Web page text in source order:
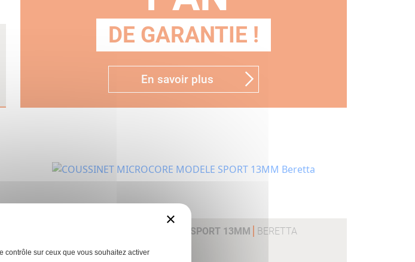
DE GARANTIE !
En savoir plus
COUSSINET MICROCORE MODELE SPORT 13MM BERETTA
×
contrôle sur ceux que vous souhaitez activer